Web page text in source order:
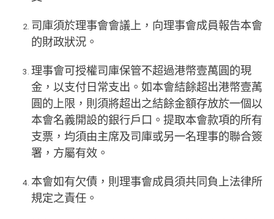
司庫須於理事會會議上，向理事會成員報告本會
的財政狀況。
理事會可授權司庫保管不超過港幣壹萬圓的現
金，以支付日常支出。如本會結餘超出港幣壹萭
圓的上限，則須將超出之結餘金額存放於一個以
本會名義開設的銀行戶口。提取本會款項的所有
支票，均須由主席及司庫或另一名理事的聯合簽
署，方屬有效。
本會如有欠債，則理事會成員須共同負上法律所
規定之責任。